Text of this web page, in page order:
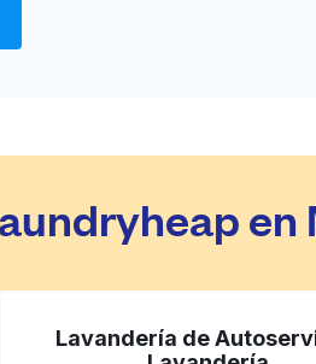
desconocido
Ir al sitio web
Lavandería de